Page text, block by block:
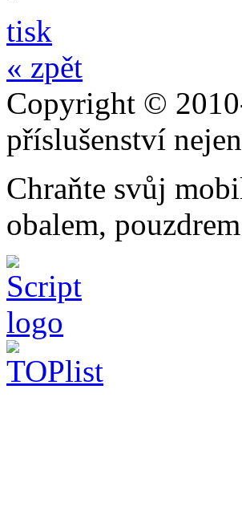
tisk
« zpět
Copyright ©
příslušenství
Chraňte svůj
obalem,